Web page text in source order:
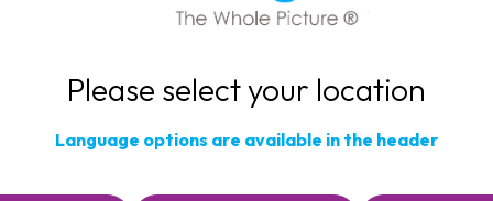
Please select your location
Language options are available in the header